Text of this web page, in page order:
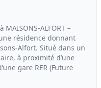
à MAISONS-ALFORT –
résidence donnant
Alfort. Situé dans un
à proximité d’une
gare RER (Future